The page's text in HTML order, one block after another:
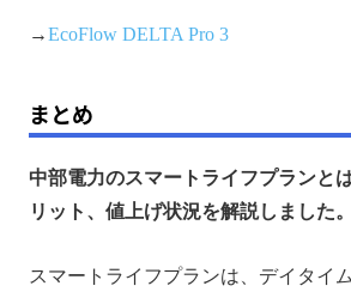
→EcoFlow DELTA Pro 3
まとめ
中部電力のスマートライフプランと
リット、値上げ状況を解説しました。
スマートライフプランは、デイタイ